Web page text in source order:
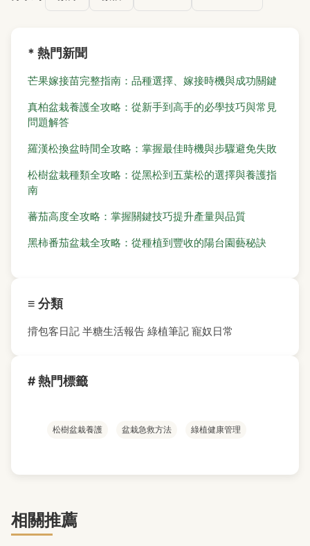
* 熱門新聞
芒果嫁接苗完整指南：品種選擇、嫁接時機與成功關鍵
真柏盆栽養護全攻略：從新手到高手的必學技巧與常見
問題解答
羅漢松換盆時間全攻略：掌握最佳時機與步驟避免失敗
松樹盆栽種類全攻略：從黑松到五葉松的選擇與養護指
南
蕃茄高度全攻略：掌握關鍵技巧提升產量與品質
黑柿番茄盆栽全攻略：從種植到豐收的陽台園藝秘訣
≡ 分類
揹包客日記 半糖生活報告 綠植筆記 寵奴日常
# 熱門標籤
松樹盆栽養護 盆栽急救方法 綠植健康管理
相關推薦